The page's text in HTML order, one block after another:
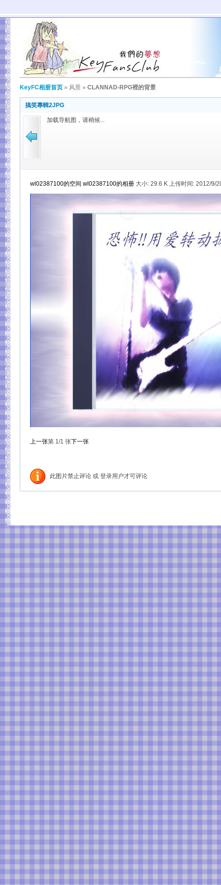
KeyFC相册首页 » 风景 » CLANNAD-RPG裡的背景
搞笑專輯2JPG
加载导航图，请稍候...
wl02387100的空间 wl02387100的相册 大小: 29.6 K 上传时间: 2012/9/
上一张第 1/1 张下一张
此图片禁止评论 或 登录用户才可评论